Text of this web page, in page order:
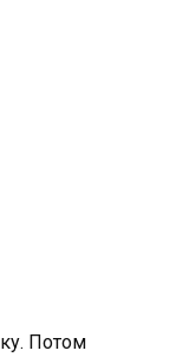
Потом